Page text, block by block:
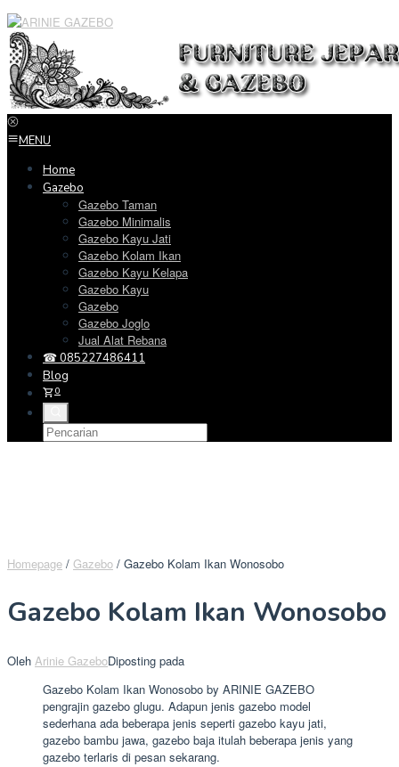
Loncat
ke
konten
MENU
Home
Gazebo
Gazebo Taman
Gazebo Minimalis
Gazebo Kayu Jati
Gazebo Kolam Ikan
Gazebo Kayu Kelapa
Gazebo Kayu
Gazebo
Gazebo Joglo
Jual Alat Rebana
☎ 085227486411
Blog
0
Homepage / Gazebo / Gazebo Kolam Ikan Wonosobo
Gazebo Kolam Ikan Wonosobo
Oleh Arinie GazeboDiposting pada
Gazebo Kolam Ikan Wonosobo by ARINIE GAZEBO
pengrajin gazebo glugu. Adapun jenis gazebo model
sederhana ada beberapa jenis seperti gazebo kayu jati,
gazebo bambu jawa, gazebo baja itulah beberapa jenis yang
gazebo terlaris di pesan sekarang.